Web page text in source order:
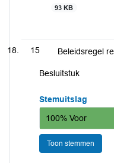
93 KB
15 Beleidsregel
Besluitstuk
Stemuitslag
100% Voor
Toon stemmen